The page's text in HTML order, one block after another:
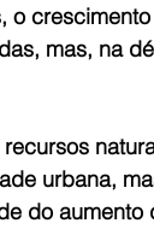
o
mas, na
urbana,
do aumento